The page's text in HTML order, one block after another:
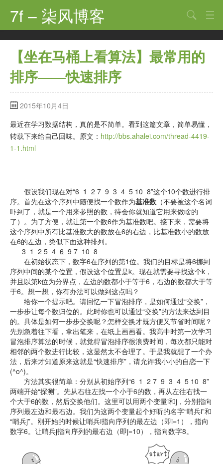
7f – 柒风博客
首页
软件·技术
手机·数码
科技·探索
观点·讨论
其他
搜索
【坐在马桶上看算法】最常用的
排序——快速排序
2015年10月4日
最近在学习数据结构，真的是不简单。看到这篇文章，简单易懂，
转载下来给自己回味。原文： http://bbs.ahalei.com/thread-4419-
1-1.html
假设我们现在对“6 1 2 7 9 3 4 5 10 8”这个10个数进行排
序。首先在这个序列中随便找一个数作为基准数 （不要被这个名词
吓到了，就是一个用来参照的数，待会你就知道它用来做啥的
了）。为了方便，就让第一个数6作为基准数吧。接下来，需要将
这个序列中所有比基准数大的数放在6的右边，比基准数小的数放
在6的左边，类似下面这种排列。
3 1 2 5 4 6 9 7 10 8
在初始状态下，数字6在序列的第1位。我们的目标是将6挪到
序列中间的某个位置，假设这个位置是k。现在就需要寻找这个k，
并且以第k位为分界点，左边的数都小于等于6，右边的数都大于等
于6。想一想，你有办法可以做到这点吗？
给你一个提示吧。请回忆一下冒泡排序，是如何通过“交换”，
一步步让每个数归位的。此时你也可以通过“交换”的方法来达到目
的。具体是如何一步步交换呢？怎样交换才既方便又节省时间呢？
先别急着往下看，拿出笔来，在纸上画画看。我高中时第一次学习
冒泡排序算法的时候，就觉得冒泡排序很浪费时间，每次都只能对
相邻的两个数进行比较，这显然太不合理了。于是我就想了一个办
法，后来才知道原来这就是“快速排序”，请允许我小小的自恋一下
(^o^)。
方法其实很简单：分别从初始序列“6 1 2 7 9 3 4 5 10 8”
两端开始“探测”。先从右往左找一个小于6的数，再从左往右找一
个大于6的数，然后交换他们。这里可以用两个变量i和j，分别指向
序列最左边和最右边。我们为这两个变量起个好听的名字“哨兵i”和
“哨兵j”。刚开始的时候让哨兵i指向序列的最左边（即i=1），指向
数字6。让哨兵j指向序列的最右边（即j=10），指向数字8。